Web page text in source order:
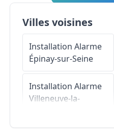
Villes voisines
Installation Alarme
Épinay-sur-Seine
Installation Alarme
Villeneuve-la-